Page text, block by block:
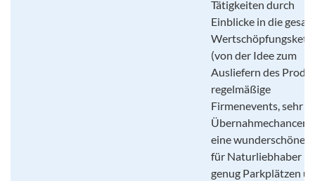
Tätigkeiten durch
Einblicke in die
(von der Idee zum
Ausliefern des
regelmäßige
Firmenevents, sehr
Übernahmechancen
eine wunderschöne
für Naturliebhaber
genug Parkplätzen